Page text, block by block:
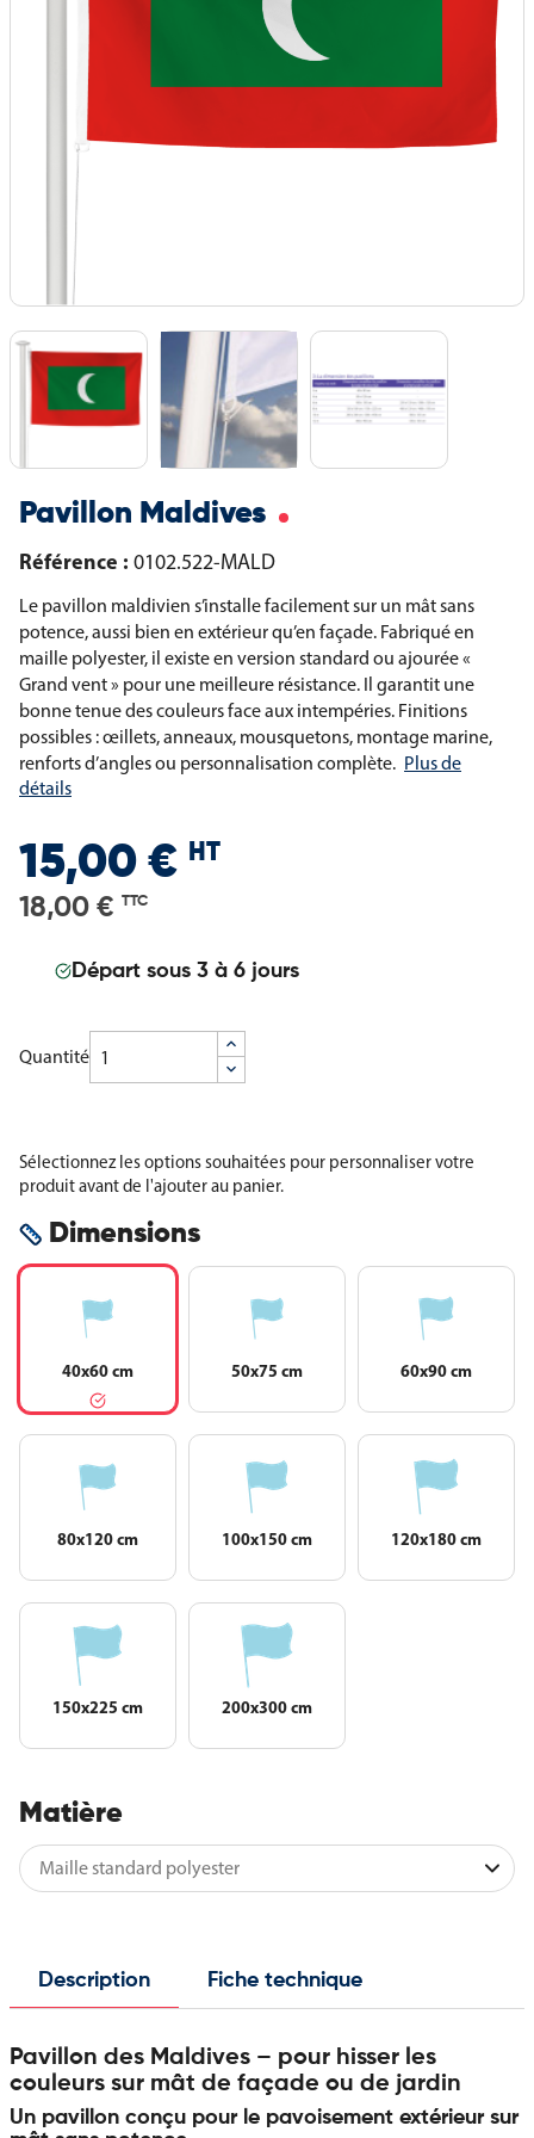
Pavillon Maldives
Référence : 0102.522-MALD
Le pavillon maldivien s’installe facilement sur un mât sans
potence, aussi bien en extérieur qu’en façade. Fabriqué en
maille polyester, il existe en version standard ou ajourée «
Grand vent » pour une meilleure résistance. Il garantit une
bonne tenue des couleurs face aux intempéries. Finitions
possibles : œillets, anneaux, mousquetons, montage marine,
renforts d’angles ou personnalisation complète. Plus de
détails
15,00 € HT
18,00 € TTC
Départ sous 3 à 6 jours
Quantité
Sélectionnez les options souhaitées pour personnaliser votre
produit avant de l'ajouter au panier.
Dimensions
40x60 cm 50x75 cm 60x90 cm
80x120 cm 100x150 cm 120x180 cm
150x225 cm 200x300 cm
Matière
Description Fiche technique
Pavillon des Maldives – pour hisser les
couleurs sur mât de façade ou de jardin
Un pavillon conçu pour le pavoisement extérieur sur